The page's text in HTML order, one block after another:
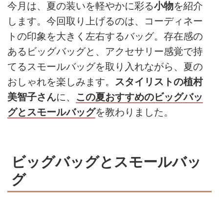
今月は、夏の装いを軽やかに彩る小物を紹介
します。今回取り上げるのは、コーディネー
トの印象を大きく左右するバッグ。存在感の
あるビッグバッグと、アクセサリー感覚で持
てるスモールバッグを取り入れながら、夏の
おしゃれを楽しみます。 スタイリストの植村
美智子さんに、 この夏おすすめのビッグバッ
グとスモールバッグを教わりました。
ビッグバッグとスモールバッ
グ